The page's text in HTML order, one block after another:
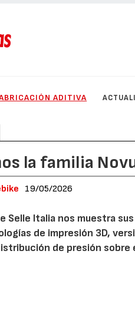
ADITIVA
la familia
19/05/2026
Selle Italia nos muestra
de impresión 3D,
de presión sobre